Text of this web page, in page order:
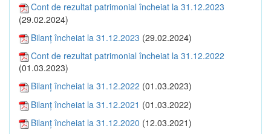
Cont de rezultat patrimonial încheiat la 31.12.2023
(29.02.2024)
Bilanţ încheiat la 31.12.2023 (29.02.2024)
Cont de rezultat patrimonial încheiat la 31.12.2022
(01.03.2023)
Bilanţ încheiat la 31.12.2022 (01.03.2023)
Bilanţ încheiat la 31.12.2021 (01.03.2022)
Bilanţ încheiat la 31.12.2020 (12.03.2021)